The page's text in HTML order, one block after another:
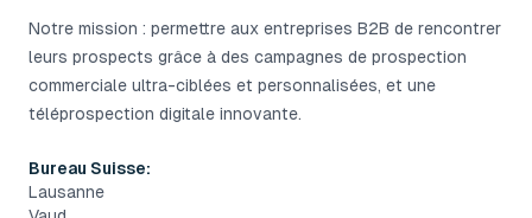
Notre mission : permettre aux entreprises B2B de rencontrer
leurs prospects grâce à des campagnes de prospection
commerciale ultra-ciblées et personnalisées, et une
téléprospection digitale innovante.
Bureau Suisse:
Lausanne